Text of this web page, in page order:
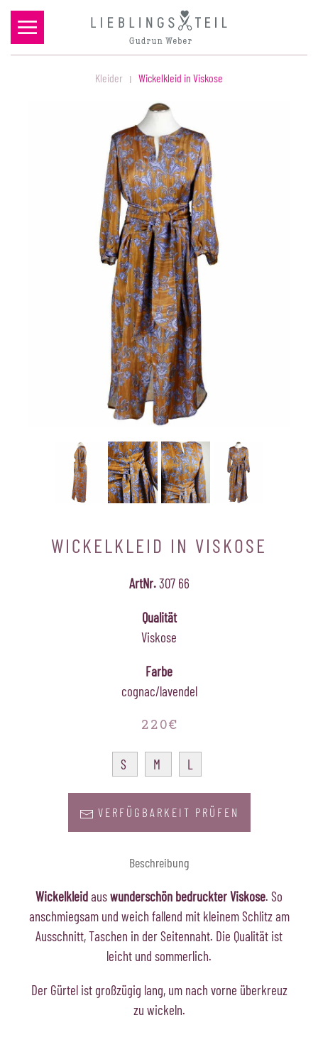
Zum Hauptinhalt springen
Kleider Wickelkleid in Viskose
WICKELKLEID IN VISKOSE
ArtNr.307 66
Qualität
Viskose
Farbe
cognac/lavendel
220€
S M L
VERFÜGBARKEIT PRÜFEN
Beschreibung
Wickelkleidauswunderschön bedruckter Viskose. So
anschmiegsam und weich fallend mit kleinem Schlitz am
Ausschnitt, Taschen in der Seitennaht. Die Qualität ist
leicht und sommerlich.
Der Gürtel ist großzügig lang, um nach vorne überkreuz
zu wickeln.